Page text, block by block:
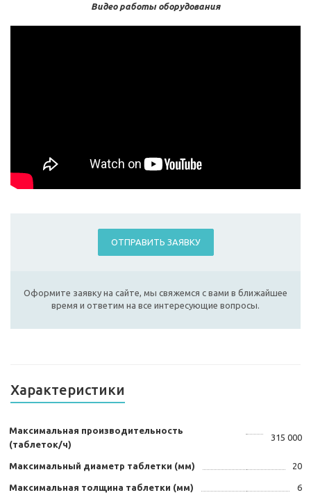
Видео работы оборудования
ОТПРАВИТЬ ЗАЯВКУ
Оформите заявку на сайте, мы свяжемся с вами в ближайшее
время и ответим на все интересующие вопросы.
Характеристики
Максимальная производительность
(таблеток/ч)
315 000
Максимальный диаметр таблетки (мм) 20
Максимальная толщина таблетки (мм) 6